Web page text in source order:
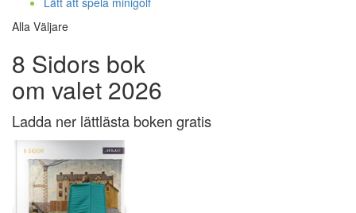
Alla Väljare
8 Sidors bok
om valet 2026
Ladda ner lättlästa boken gratis